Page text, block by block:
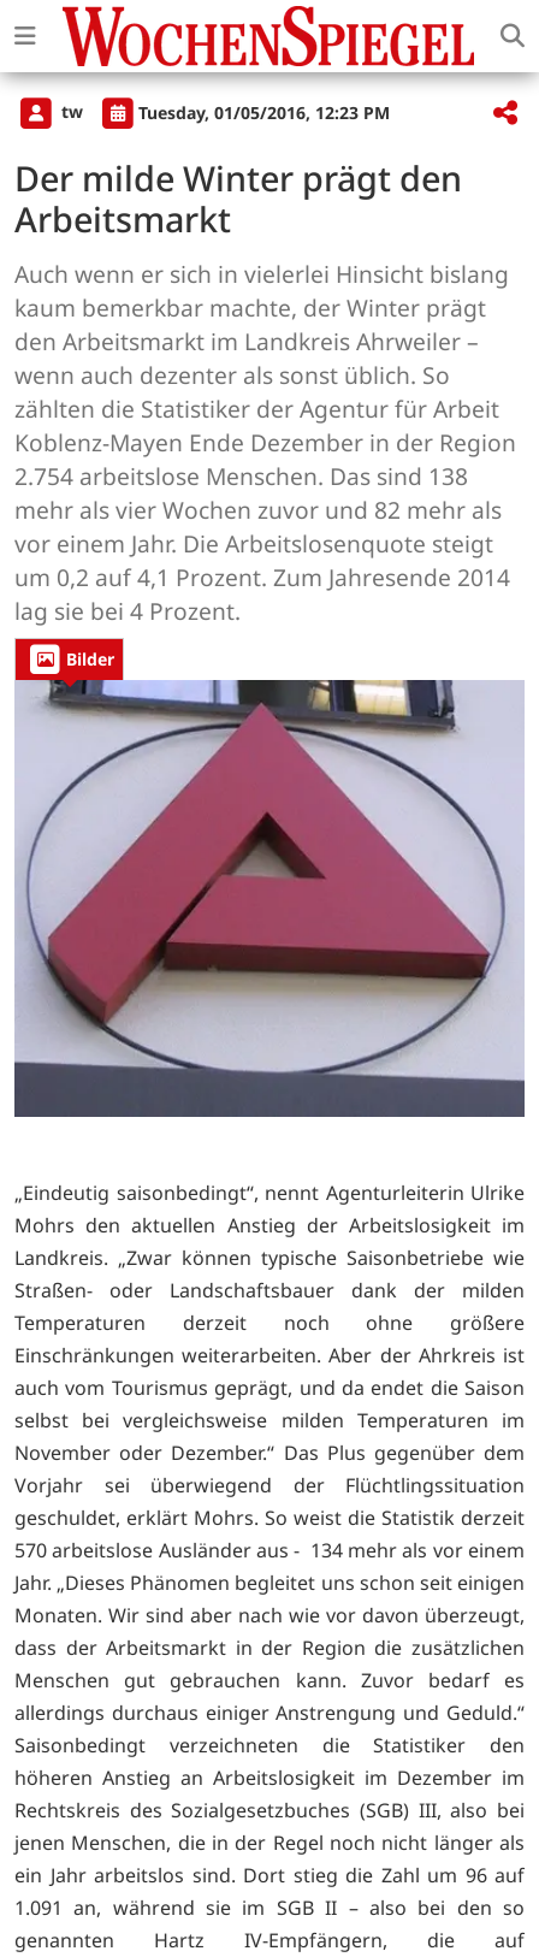
tw Tuesday, 01/05/2016, 12:23 PM
Der milde Winter prägt den
Arbeitsmarkt
Auch wenn er sich in vielerlei Hinsicht bislang
kaum bemerkbar machte, der Winter prägt
den Arbeitsmarkt im Landkreis Ahrweiler –
wenn auch dezenter als sonst üblich. So
zählten die Statistiker der Agentur für Arbeit
Koblenz-Mayen Ende Dezember in der Region
2.754 arbeitslose Menschen. Das sind 138
mehr als vier Wochen zuvor und 82 mehr als
vor einem Jahr. Die Arbeitslosenquote steigt
um 0,2 auf 4,1 Prozent. Zum Jahresende 2014
lag sie bei 4 Prozent.
Bilder
„Eindeutig saisonbedingt“, nennt Agenturleiterin Ulrike
Mohrs den aktuellen Anstieg der Arbeitslosigkeit im
Landkreis. „Zwar können typische Saisonbetriebe wie
Straßen- oder Landschaftsbauer dank der milden
Temperaturen derzeit noch ohne größere
Einschränkungen weiterarbeiten. Aber der Ahrkreis ist
auch vom Tourismus geprägt, und da endet die Saison
selbst bei vergleichsweise milden Temperaturen im
November oder Dezember.“ Das Plus gegenüber dem
Vorjahr sei überwiegend der Flüchtlingssituation
geschuldet, erklärt Mohrs. So weist die Statistik derzeit
570 arbeitslose Ausländer aus - 134 mehr als vor einem
Jahr. „Dieses Phänomen begleitet uns schon seit einigen
Monaten. Wir sind aber nach wie vor davon überzeugt,
dass der Arbeitsmarkt in der Region die zusätzlichen
Menschen gut gebrauchen kann. Zuvor bedarf es
allerdings durchaus einiger Anstrengung und Geduld.“
Saisonbedingt verzeichneten die Statistiker den
höheren Anstieg an Arbeitslosigkeit im Dezember im
Rechtskreis des Sozialgesetzbuches (SGB) III, also bei
jenen Menschen, die in der Regel noch nicht länger als
ein Jahr arbeitslos sind. Dort stieg die Zahl um 96 auf
1.091 an, während sie im SGB II – also bei den so
genannten Hartz IV-Empfängern, die auf